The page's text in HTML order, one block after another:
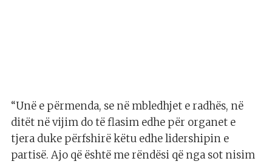
“Unë e përmenda, se në mbledhjet e radhës, në
ditët në vijim do të flasim edhe për organet e
tjera duke përfshirë këtu edhe lidershipin e
partisë. Ajo që është me rëndësi që nga sot nisim